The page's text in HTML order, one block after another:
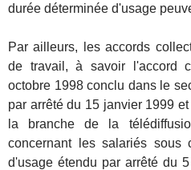
durée déterminée d'usage
Par ailleurs, les accords
de travail, à savoir l'accord
octobre 1998 conclu dans le
par arrêté du 15 janvier 1999
la branche de la
concernant les salariés sous
d'usage étendu par arrêté du